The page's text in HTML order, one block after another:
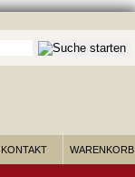
KONTAKT WARENKORB